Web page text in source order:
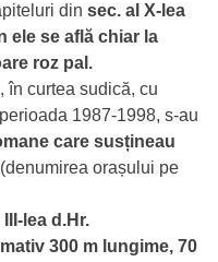
din sec. al X-lea
ele se află chiar la
roz pal.
în curtea sudică, cu
1987-1998, s-au
care susțineau
(denumirea orașului pe
lea d.Hr.
300 m lungime, 70